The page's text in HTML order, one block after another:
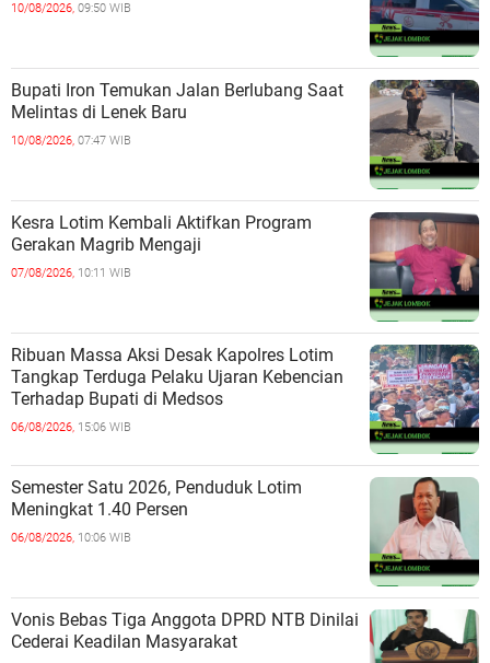
10/08/2026, 09:50 WIB
Bupati Iron Temukan Jalan Berlubang Saat
Melintas di Lenek Baru
10/08/2026, 07:47 WIB
Kesra Lotim Kembali Aktifkan Program
Gerakan Magrib Mengaji
07/08/2026, 10:11 WIB
Ribuan Massa Aksi Desak Kapolres Lotim
Tangkap Terduga Pelaku Ujaran Kebencian
Terhadap Bupati di Medsos
06/08/2026, 15:06 WIB
Semester Satu 2026, Penduduk Lotim
Meningkat 1.40 Persen
06/08/2026, 10:06 WIB
Vonis Bebas Tiga Anggota DPRD NTB Dinilai
Cederai Keadilan Masyarakat